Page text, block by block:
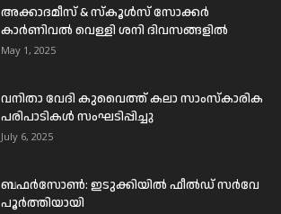
അക്കാദമീസ് & സ്കൂൾസ് സോക്കർ
കാർണിവൽ വെള്ളി ശനി ദിവസങ്ങളിൽ
May 1, 2025
വനിതാ വേദി കുവൈത്ത് കലാ സാംസ്കാരിക
പരിപാടികൾ സംഘടിപ്പിച്ചു
July 6, 2025
ബഫര്‍സോണ്‍: ഇടുക്കിയില്‍ ഫീല്‍ഡ് സര്‍വേ
പൂര്‍ത്തിയായി